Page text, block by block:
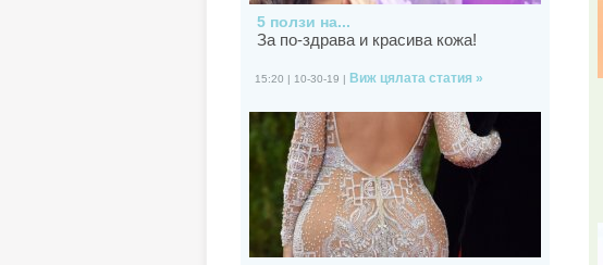
5 ползи на...
За по-здрава и красива кожа!
15:20 | 10-30-19 | Виж цялата статия »